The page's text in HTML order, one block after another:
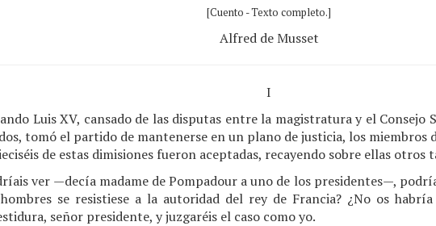
[Cuento - Texto completo.]
Alfred de Musset
I
Luis XV, cansado de las disputas entre la magistratura y el Consejo
tomó el partido de mantenerse en un plano de justicia, los
de estas dimisiones fueron aceptadas, recayendo sobre ellas otros
ver —decía madame de Pompadour a uno de los presidentes—,
se resistiese a la autoridad del rey de Francia? ¿No os
señor presidente, y juzgaréis el caso como yo.